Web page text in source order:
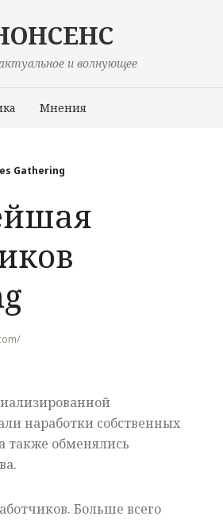
и волнующее
Мнения
Gathering
наработки собственных
также обменялись
Больше всего